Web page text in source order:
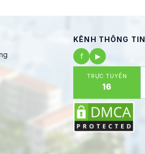
KÊNH THÔNG TIN
f
▶
TRỰC TUYẾN
16